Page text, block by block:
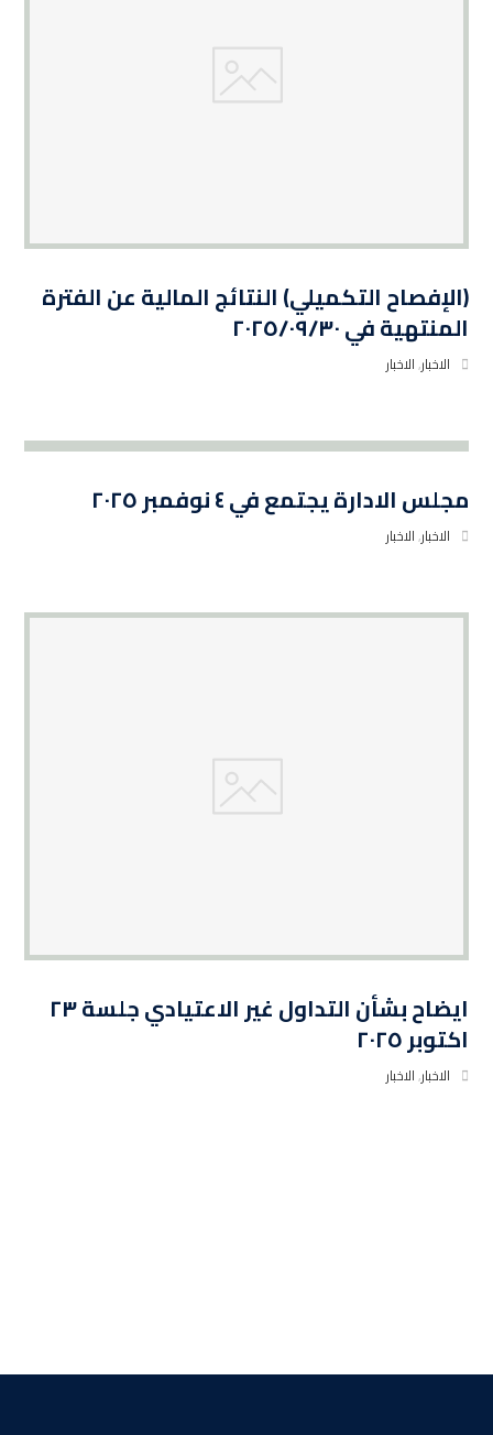
(الإفصاح التكميلي) النتائج المالية عن الفترة
المنتهية في ٢٠٢٥/٠٩/٣٠
الاخبار,الاخبار
مجلس الادارة يجتمع في ٤ نوفمبر ٢٠٢٥
الاخبار,الاخبار
ايضاح بشأن التداول غير الاعتيادي جلسة ٢٣
اكتوبر ٢٠٢٥
الاخبار,الاخبار